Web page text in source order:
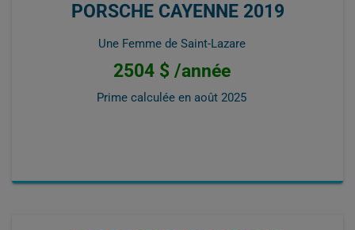
PORSCHE CAYENNE 2019
Une Femme de Saint-Lazare
2504 $ /année
Prime calculée en août 2025